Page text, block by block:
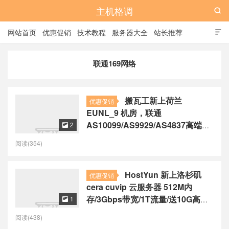
主机格调

网站首页 优惠促销 技术教程 服务器大全 站长推荐

联通169网络
优惠促销
搬瓦工新上荷兰
EUNL_9 机房，联通
AS10099/AS9929/AS4837高端线
 2
阅读(354)
优惠促销
HostYun 新上洛杉矶
cera cuvip 云服务器 512M内
存/3Gbps带宽/1T流量/送10G高防
 1
阅读(438)